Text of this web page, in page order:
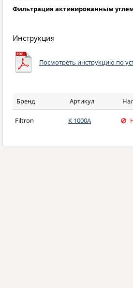
Фильтрация активированным
Инструкция
Посмотреть инструкцию по
Бренд Артикул
Filtron K 1000A